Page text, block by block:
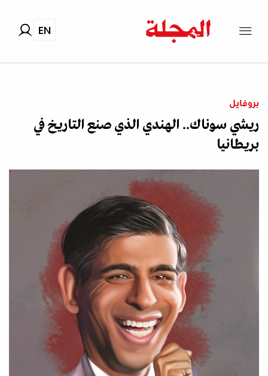
EN
بروفايل
ريشي سوناك.. الهندي الذي صنع التاريخ في
بريطانيا